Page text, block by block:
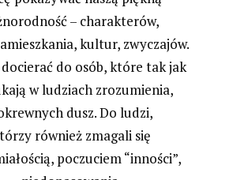
– charakterów,
kultur, zwyczajów.
do osób, które tak jak
w ludziach zrozumienia,
dusz. Do ludzi,
również zmagali się
poczuciem “inności”,